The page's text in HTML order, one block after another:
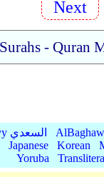
Next
AsSaadiyy السعدي
Japanese Korean
Yoruba